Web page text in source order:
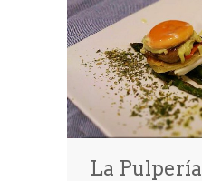
La Pulpería